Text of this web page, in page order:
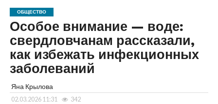
ОБЩЕСТВО
Особое внимание — воде:
свердловчанам рассказали,
как избежать инфекционных
заболеваний
Яна Крылова
02.03.2026 11:31 342